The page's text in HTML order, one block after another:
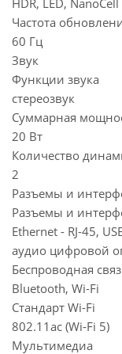
HDR, LED, NanoCell
Частота
60 Гц
Звук
Функции звука
стереозвук
Суммарная
20 Вт
Количество
2
Разъемы и
Разъемы и
Ethernet - RJ-45,
аудио цифровой
Беспроводная
Bluetooth, Wi-Fi
Стандарт Wi-Fi
802.11ac (Wi-Fi 5)
Мультимедиа